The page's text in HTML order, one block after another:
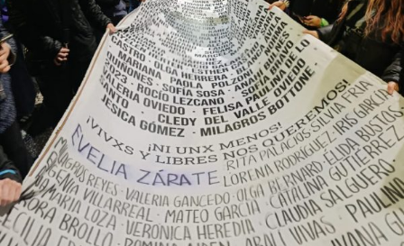
intensificó en un contexto de desmantelamiento de
políticas públicas, vaciamiento de organismos de
protección, paralización de la agenda legislativa en
materia de derechos y consolidación de discursos
fascistas que estigmatizan a la diversidad.
Para María Rachid, titular del Instituto contra la
Discriminación de la Ciudad de Buenos Aires e
integrante de la Federación Argentina LGBT+
(FALGBT), el drástico aumento de estos crímenes en
Argentina no puede separarse de los discursos de odio